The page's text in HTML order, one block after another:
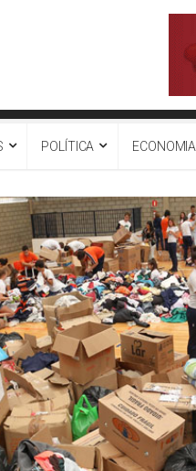
POLÍTICA ECONOMIA